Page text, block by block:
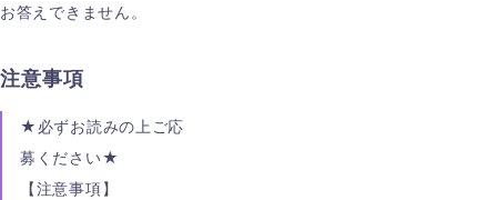
お答えできません。
注意事項
★必ずお読みの上ご応
募ください★
【注意事項】